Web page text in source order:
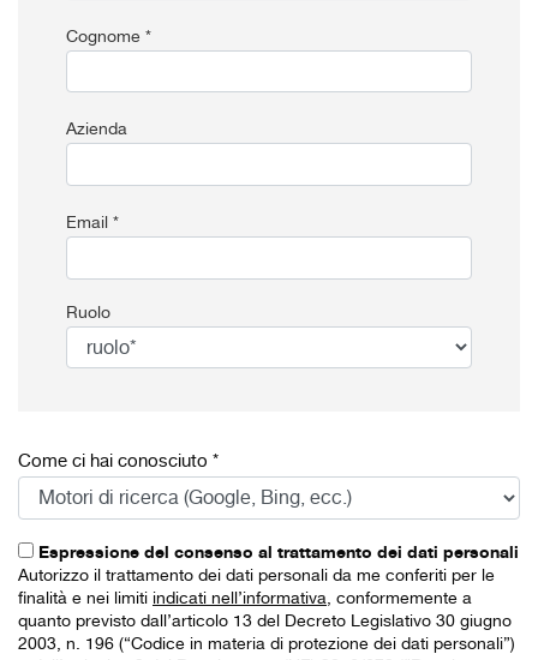
Cognome *
Azienda
Email *
Ruolo
Come ci hai conosciuto *
Espressione del consenso al trattamento dei dati personali
Autorizzo il trattamento dei dati personali da me conferiti per le
finalità e nei limitiindicati nell’informativa, conformemente a
quanto previsto dall’articolo 13 del Decreto Legislativo 30 giugno
2003, n. 196 (“Codice in materia di protezione dei dati personali”)